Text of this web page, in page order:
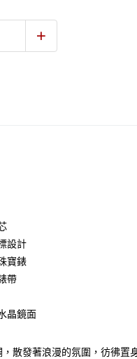
設計
寶錶
帶
晶鏡面
散發著浪漫的氛圍，彷彿置